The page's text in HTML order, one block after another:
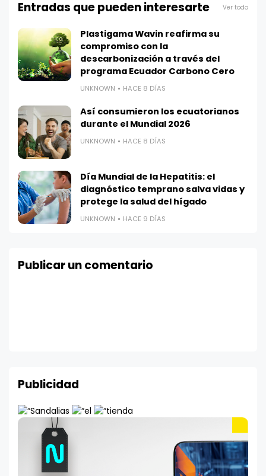
Entradas que pueden interesarte Ver todo
Plastigama Wavin reafirma su
compromiso con la
descarbonización a través del
programa Ecuador Carbono Cero
UNKNOWN HACE 8 DÍAS
Así consumieron los ecuatorianos
durante el Mundial 2026
UNKNOWN HACE 8 DÍAS
Día Mundial de la Hepatitis: el
diagnóstico temprano salva vidas y
protege la salud del hígado
UNKNOWN HACE 9 DÍAS
Publicar un comentario
Publicidad